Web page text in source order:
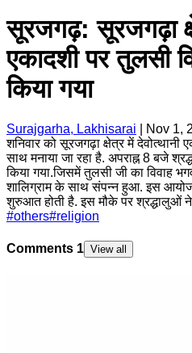
सूरजगढ़: सूरजगढ़ा
एकादशी पर तुलसी
किया गया
Surajgarha, Lakhisarai
Nov 1,
शनिवार को सूरजगढ़ा क्षेत्र में देवोत्थानी
साथ मनाया जा रहा है. अपराह्न 8 बजे
किया गया.जिसमें तुलसी जी का विवाह
शालिग्राम के साथ संपन्न हुआ. इस
शुरुआत होती है. इस मौके पर श्रद्धालुओं
#others#religion
Comments 1 View all